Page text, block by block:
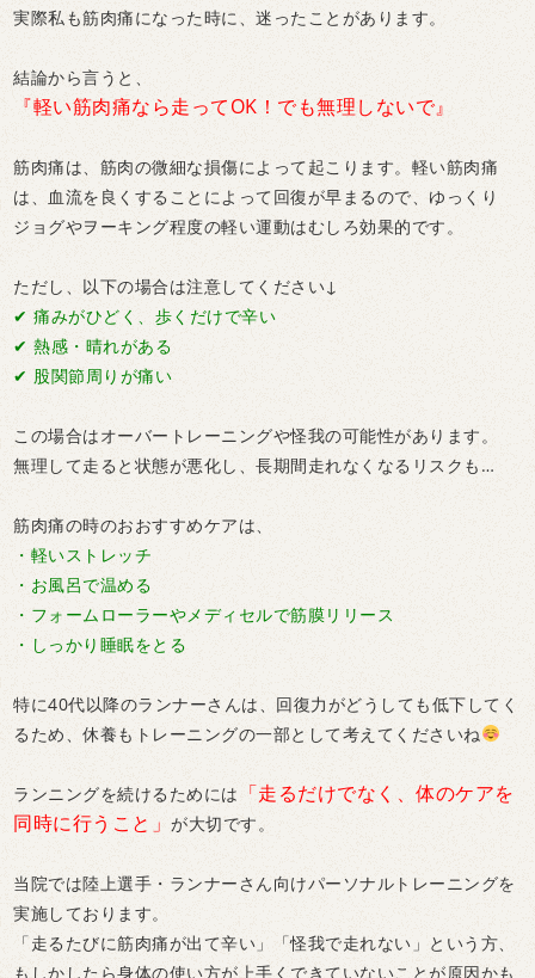
実際私も筋肉痛になった時に、迷ったことがあります。
結論から言うと、
『軽い筋肉痛なら走ってOK！でも無理しないで』
筋肉痛は、筋肉の微細な損傷によって起こります。軽い筋肉痛
は、血流を良くすることによって回復が早まるので、ゆっくり
ジョグやヲーキング程度の軽い運動はむしろ効果的です。
ただし、以下の場合は注意してください↓
✔︎ 痛みがひどく、歩くだけで辛い
✔︎ 熱感・晴れがある
✔︎ 股関節周りが痛い
この場合はオーバートレーニングや怪我の可能性があります。
無理して走ると状態が悪化し、長期間走れなくなるリスクも…
筋肉痛の時のおおすすめケアは、
・軽いストレッチ
・お風呂で温める
・フォームローラーやメディセルで筋膜リリース
・しっかり睡眠をとる
特に40代以降のランナーさんは、回復力がどうしても低下してく
るため、休養もトレーニングの一部として考えてくださいね
ランニングを続けるためには 「走るだけでなく、体のケアを
同時に行うこと」が大切です。
当院では陸上選手・ランナーさん向けパーソナルトレーニングを
実施しております。
「走るたびに筋肉痛が出て辛い」「怪我で走れない」という方、
もしかしたら身体の使い方が上手くできていないことが原因かも